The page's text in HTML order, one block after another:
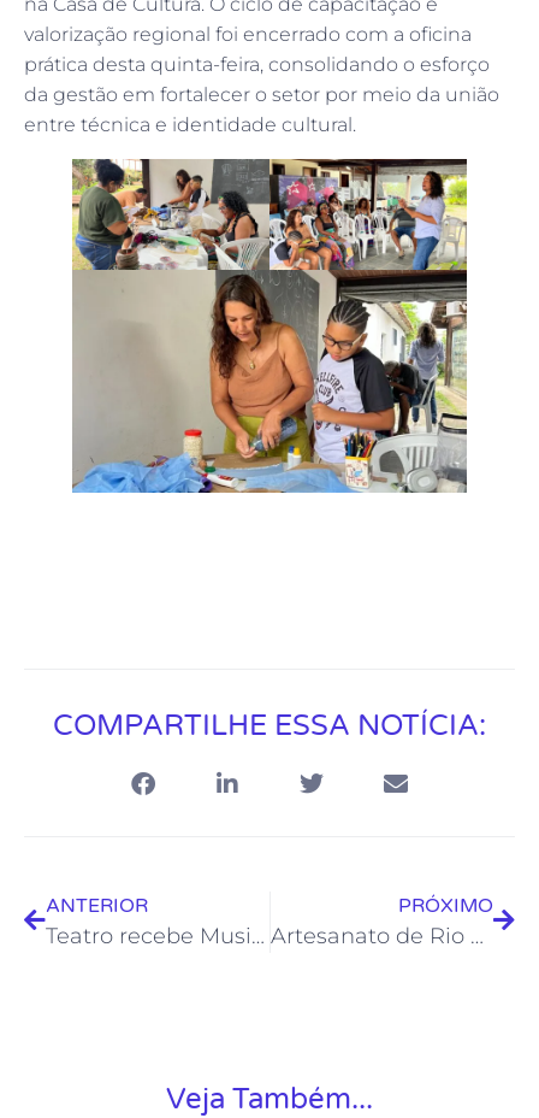
valorização regional foi encerrado com a oficina
prática desta quinta-feira, consolidando o esforço
da gestão em fortalecer o setor por meio da união
entre técnica e identidade cultural.
COMPARTILHE ESSA NOTÍCIA:
ANTERIOR
Teatro recebe Musical e comédia com vencedora do Prêmio Shell
PRÓXIMO
Artesanato de Rio das Ostras marca presença na ExpoRio Turismo 2026
Veja Também...